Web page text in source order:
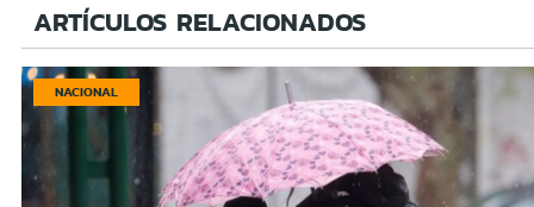
ARTÍCULOS RELACIONADOS
NACIONAL